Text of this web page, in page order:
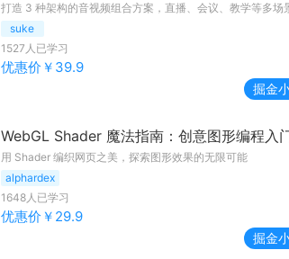
打造 3 种架构的音视频组合方案，直播、会议、教学等多场
suke
1527 人已学习
优惠价￥ 39.9
掘金
WebGL Shader 魔法指南：创意图形编程入
用 Shader 编织网页之美，探索图形效果的无限可能
alphardex
1648人已学习
优惠价￥ 29.9
掘金